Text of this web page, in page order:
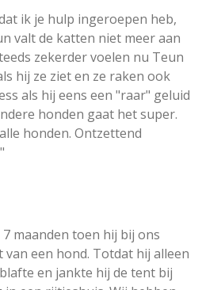
ik je hulp ingeroepen heb,
valt de katten niet meer aan
zekerder voelen nu Teun
hij ze ziet en ze raken ook
als hij eens een "raar" geluid
honden gaat het super.
honden. Ontzettend
maanden toen hij bij ons
van een hond. Totdat hij alleen
en jankte hij de tent bij